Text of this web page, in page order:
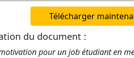
Télécharger
du document :
pour un job étudiant en